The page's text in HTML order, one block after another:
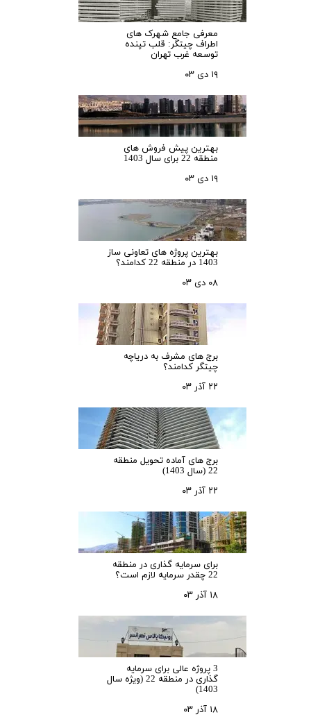
معرفی جامع شهرک‌ های
اطراف چیتگر: قلب تپنده
توسعه غرب تهران
۱۹ دی ۰۳
بهترین پیش فروش های
منطقه 22 برای سال 1403
۱۹ دی ۰۳
بهترین پروژه های تعاونی ساز
1403 در منطقه 22 کدامند؟
۰۸ دی ۰۳
برج های مشرف به دریاچه
چیتگر کدامند؟
۲۲ آذر ۰۳
برج های آماده تحویل منطقه
22 (سال 1403)
۲۲ آذر ۰۳
برای سرمایه‌ گذاری در منطقه
22 چقدر سرمایه لازم است؟
۱۸ آذر ۰۳
3 پروژه عالی برای سرمایه
گذاری در منطقه 22 (ویژه سال
1403)
۱۸ آذر ۰۳